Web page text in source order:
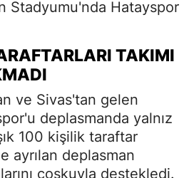
Stadyumu'nda Hatayspor
TAKIMI
ve Sivas'tan gelen
deplasmanda yalnız
100 kişilik taraftar
ayrılan deplasman
coşkuyla destekledi.